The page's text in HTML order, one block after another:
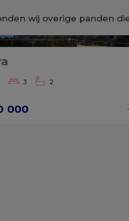
wij overige panden
3 2
000